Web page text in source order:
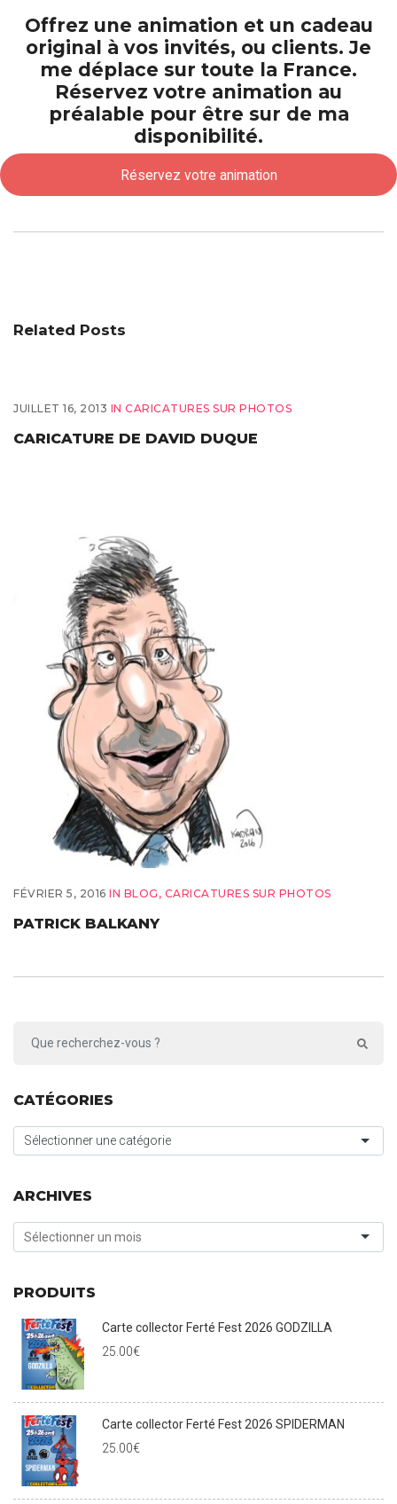
Offrez une animation et un cadeau
original à vos invités, ou clients. Je
me déplace sur toute la France.
Réservez votre animation au
préalable pour être sur de ma
disponibilité.
Réservez votre animation
Related Posts
JUILLET 16, 2013 IN CARICATURES SUR PHOTOS
CARICATURE DE DAVID DUQUE
FÉVRIER 5, 2016 IN BLOG , CARICATURES SUR PHOTOS
PATRICK BALKANY
CATÉGORIES
Sélectionner une catégorie
ARCHIVES
PRODUITS
Carte collector Ferté Fest 2026 GODZILLA
25.00€
Carte collector Ferté Fest 2026 SPIDERMAN
25.00€